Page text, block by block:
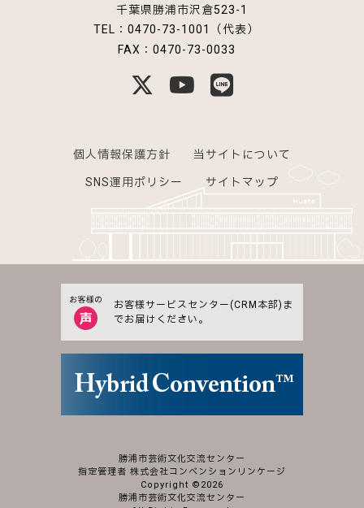
千葉県勝浦市沢倉523-1
TEL：0470-73-1001（代表）
FAX：0470-73-0033
個人情報保護方針 当サイトについて
SNS運用ポリシー サイトマップ
お客様サービスセンター(CRM本部)ま
でお届けください。
勝浦市芸術文化交流センター
指定管理者 株式会社コンベンションリンケージ
Copyright © 2026
勝浦市芸術文化交流センター